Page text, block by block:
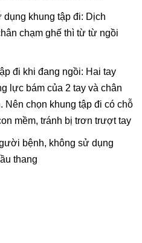
khung tập đi: Dịch
chạm ghế thì từ từ ngồi
đi khi đang ngồi: Hai tay
lực bám của 2 tay và chân
Nên chọn khung tập đi có chỗ
mềm, tránh bị trơn trượt tay
bệnh, không sử dụng
thang